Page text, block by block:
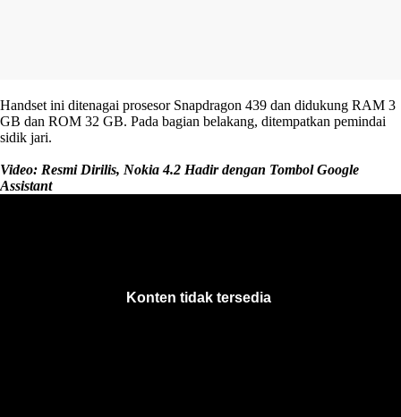
Handset ini ditenagai prosesor Snapdragon 439 dan didukung RAM 3
GB dan ROM 32 GB. Pada bagian belakang, ditempatkan pemindai
sidik jari.
Video: Resmi Dirilis, Nokia 4.2 Hadir dengan Tombol Google
Assistant